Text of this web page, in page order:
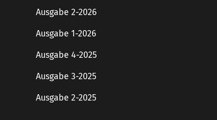
Ausgabe 2-2026
Ausgabe 1-2026
Ausgabe 4-2025
Ausgabe 3-2025
Ausgabe 2-2025